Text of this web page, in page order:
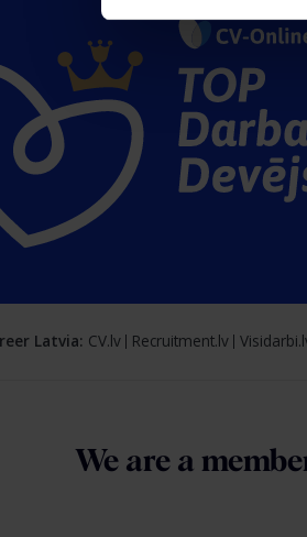
Latvia: CV.lv Recruitment.lv
We are a